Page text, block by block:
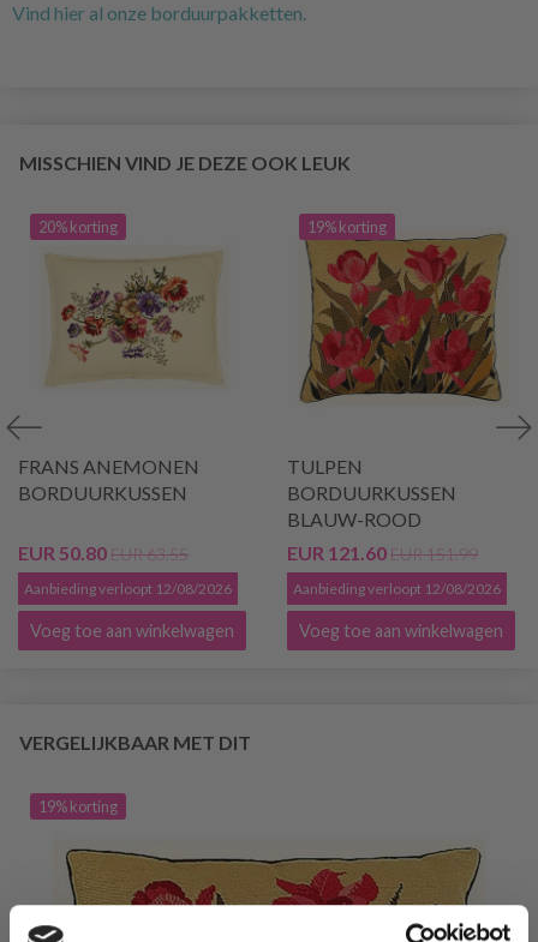
Vind hier al onze borduurpakketten.
MISSCHIEN VIND JE DEZE OOK LEUK
20% korting
FRANS ANEMONEN
BORDUURKUSSEN
EUR 50.80EUR 63.55
Aanbieding verloopt 12/08/2026
Voeg toe aan winkelwagen
19% korting
TULPEN
BORDUURKUSSEN
BLAUW-ROOD
EUR 121.60EUR 151.99
Aanbieding verloopt 12/08/2026
Voeg toe aan winkelwagen
VERGELIJKBAAR MET DIT
19% korting